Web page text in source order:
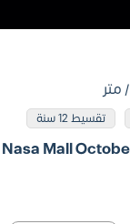
/ متر
تقسيط 12 سنة